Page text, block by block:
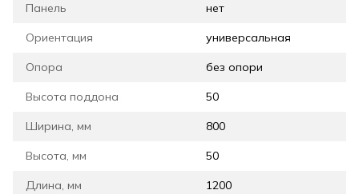
Панель нет
Ориентация универсальная
Опора без опори
Высота поддона 50
Ширина, мм 800
Высота, мм 50
Длина, мм 1200